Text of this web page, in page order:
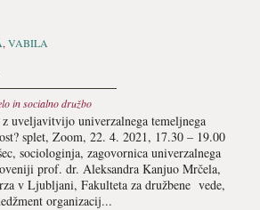
, VABILA
in socialno družbo
uveljavitvijo univerzalnega temeljnega
splet, Zoom, 22. 4. 2021, 17.30 – 19.00
sociologinja, zagovornica univerzalnega
prof. dr. Aleksandra Kanjuo Mrčela,
v Ljubljani, Fakulteta za družbene vede,
organizacij...